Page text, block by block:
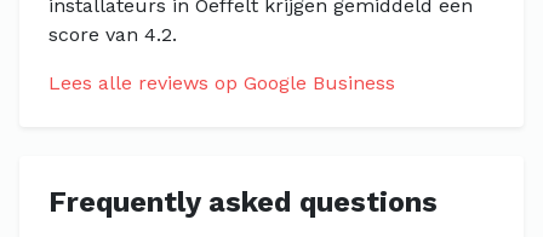
installateurs in Oeffelt krijgen gemiddeld een
score van 4.2.
Lees alle reviews op Google Business
Frequently asked questions